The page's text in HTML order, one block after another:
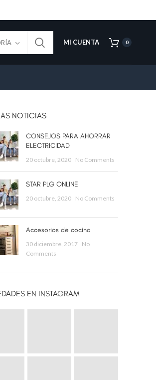
MI CUENTA 0
NOTICIAS
CONSEJOS PARA AHORRAR
ELECTRICIDAD
20 octubre, 2020 No Comments
STAR PLG ONLINE
20 octubre, 2020 No Comments
Accesorios de cocina
30 diciembre, 2017
No
Comments
EN INSTAGRAM